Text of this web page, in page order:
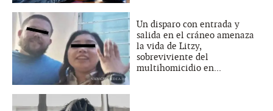
Un disparo con entrada y
salida en el cráneo amenaza
la vida de Litzy,
sobreviviente del
multihomicidio en...